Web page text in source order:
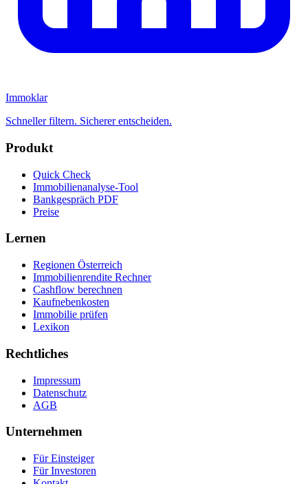
Immoklar
Schneller filtern. Sicherer entscheiden.
Produkt
Quick Check
Immobilienanalyse-Tool
Bankgespräch PDF
Preise
Lernen
Regionen Österreich
Immobilienrendite Rechner
Cashflow berechnen
Kaufnebenkosten
Immobilie prüfen
Lexikon
Rechtliches
Impressum
Datenschutz
AGB
Unternehmen
Für Einsteiger
Für Investoren